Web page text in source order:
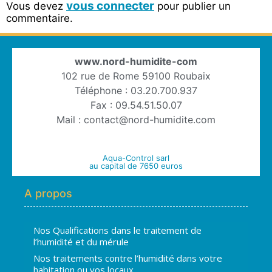
Vous devez vous connecter pour publier un
commentaire.
www.nord-humidite-com
102 rue de Rome 59100 Roubaix
Téléphone : 03.20.700.937
Fax : 09.54.51.50.07
Mail : contact@nord-humidite.com
Aqua-Control sarl
au capital de 7650 euros
A propos
Nos Qualifications dans le traitement de
l’humidité et du mérule
Nos traitements contre l’humidité dans votre
habitation ou vos locaux